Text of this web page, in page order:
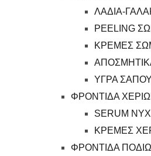
ΛΑΔΙΑ-
PEELING
ΚΡΕΜΕΣ
ΥΓΡΑ
ΦΡΟΝΤΙΔΑ
SERUM
ΚΡΕΜΕΣ
ΦΡΟΝΤΙΔΑ